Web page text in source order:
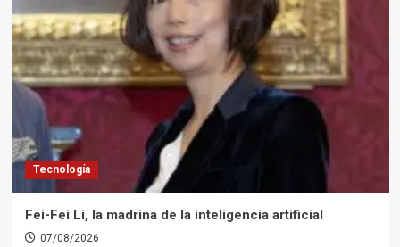
Tecnología
Fei-Fei Li, la madrina de la inteligencia artificial
07/08/2026